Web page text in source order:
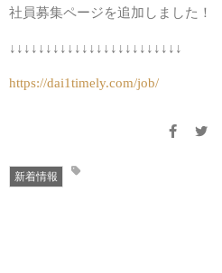
レンタルマット
社員募集ページを追加しました！
↓↓↓↓↓↓↓↓↓↓↓↓↓↓↓↓↓↓↓↓↓↓↓↓
https://dai1timely.com/job/
新着情報